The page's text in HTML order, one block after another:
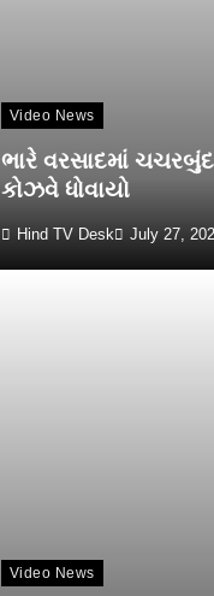
Video News
ભારે વરસાદમાં
કોઝવે ધોવાયો
Hind TV Desk July 27,
Video News